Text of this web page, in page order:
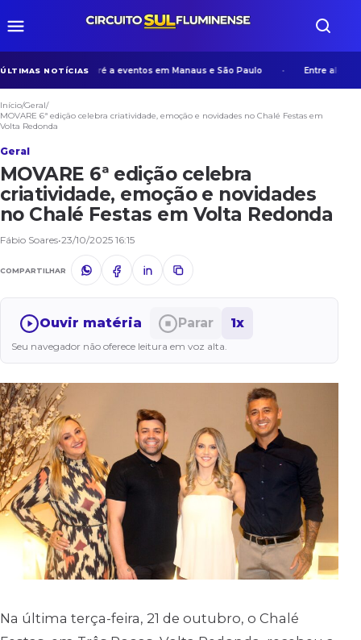
ÚLTIMAS NOTÍCIAS
de Manicoré a eventos em Manaus e São Paulo Entre
Início/Geral/
MOVARE 6ª edição celebra criatividade, emoção e novidades no Chalé Festas em
Volta Redonda
Geral
MOVARE 6ª edição celebra
criatividade, emoção e novidades
no Chalé Festas em Volta Redonda
Fábio Soares•23/10/2025 16:15
COMPARTILHAR
Ouvir matéria Parar 1x
Seu navegador não oferece leitura em voz alta.
Na última terça-feira, 21 de outubro, o Chalé